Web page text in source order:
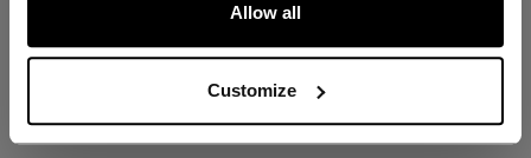
Allow all
Customize
GME7.9CC-SR
GROUPE D'ÂGE
Senior